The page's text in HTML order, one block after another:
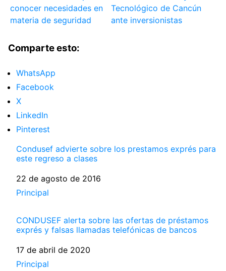
conocer necesidades en
materia de seguridad
Tecnológico de Cancún
ante inversionistas
Comparte esto:
WhatsApp
Facebook
X
LinkedIn
Pinterest
Condusef advierte sobre los prestamos exprés para
este regreso a clases
Fecha
22 de agosto de 2016
Respecto a
Principal
CONDUSEF alerta sobre las ofertas de préstamos
exprés y falsas llamadas telefónicas de bancos
Fecha
17 de abril de 2020
Respecto a
Principal